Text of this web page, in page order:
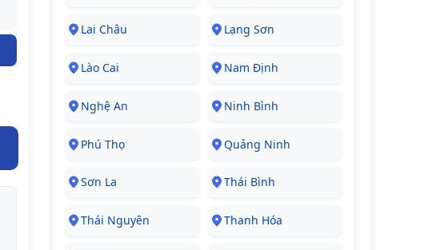
Lai Châu Lạng Sơn
Lào Cai Nam Định
Nghệ An Ninh Bình
Phú Thọ Quảng Ninh
Sơn La Thái Bình
Thái Nguyên Thanh Hóa